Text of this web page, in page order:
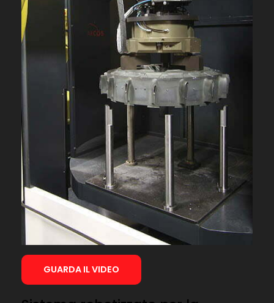
GUARDA IL VIDEO